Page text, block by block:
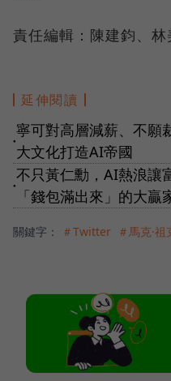
責任編輯：陳建鈞、林
延伸閱讀
●
寧可對高層減薪、不願
大文化打造AI帝國
●
不只黃仁勳，AI熱浪讓
「錢包滿出來」的大贏
關鍵字： ＃Twitter ＃馬克·祖